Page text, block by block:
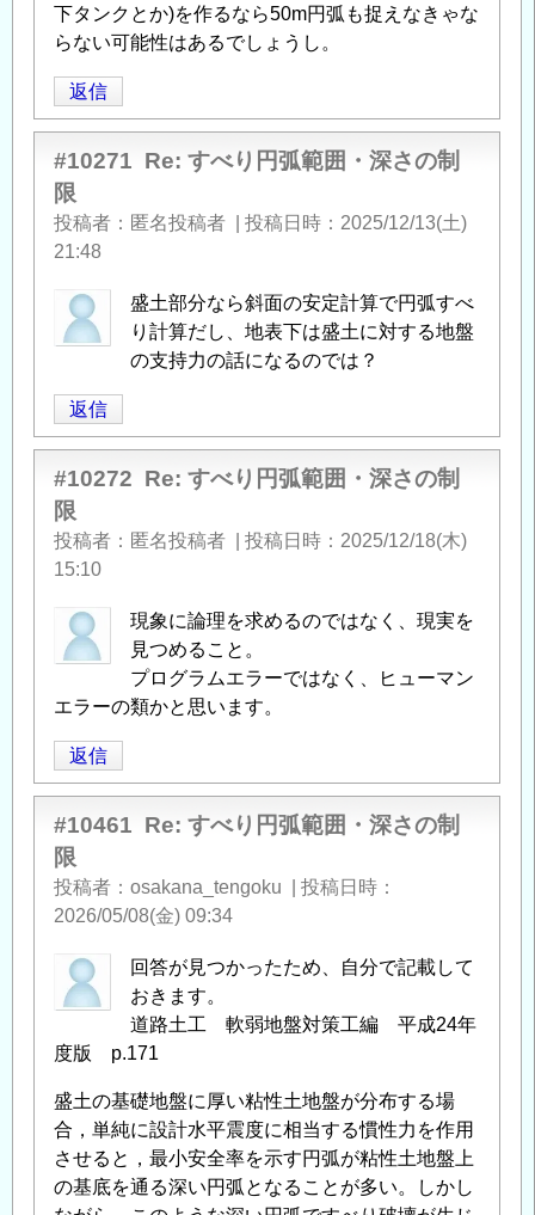
信
下タンクとか)を作るなら50m円弧も捉えなきゃな
らない可能性はあるでしょうし。
返信
#10271 Re: すべり円弧範囲・深さの制
限
投稿者 匿名投稿者 投稿日時
2025/12/13(土)
21:48
盛土部分なら斜面の安定計算で円弧すべ
り計算だし、地表下は盛土に対する地盤
の支持力の話になるのでは？
返信
#10272 Re: すべり円弧範囲・深さの制
限
投稿者 匿名投稿者 投稿日時
2025/12/18(木)
15:10
現象に論理を求めるのではなく、現実を
見つめること。
プログラムエラーではなく、ヒューマン
エラーの類かと思います。
返信
#10461 Re: すべり円弧範囲・深さの制
限
投稿者 osakana_tengoku
投稿日時
2026/05/08(金) 09:34
回答が見つかったため、自分で記載して
おきます。
道路土工 軟弱地盤対策工編 平成24年
度版 p.171
盛土の基礎地盤に厚い粘性土地盤が分布する場
合，単純に設計水平震度に相当する慣性力を作用
させると，最小安全率を示す円弧が粘性土地盤上
の基底を通る深い円弧となることが多い。しかし